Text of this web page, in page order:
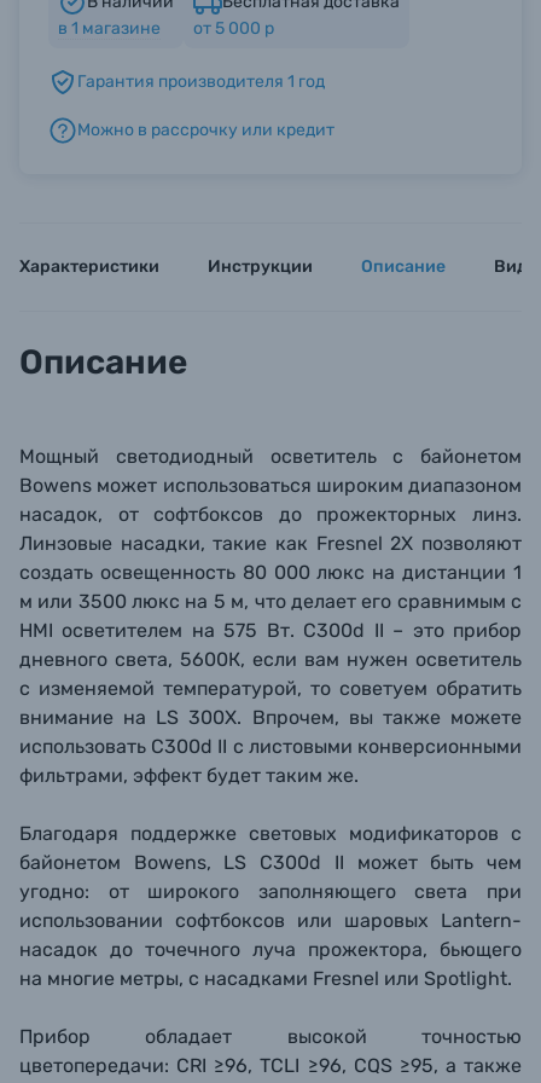
Б/У фототехника (Комиссионные товары)
Уценённые товары
в 1 магазине
от 5 000 р
Гарантия производителя 1 год
Можно в рассрочку или кредит
Характеристики Инструкции Описание
Описание
Мощный светодиодный осветитель с байонетом
Bowens может использоваться широким диапазоном
насадок, от софтбоксов до прожекторных линз.
Линзовые насадки, такие как Fresnel 2X позволяют
создать освещенность 80 000 люкс на дистанции 1
м или 3500 люкс на 5 м, что делает его сравнимым с
HMI осветителем на 575 Вт. C300d II – это прибор
дневного света, 5600К, если вам нужен осветитель
с изменяемой температурой, то советуем обратить
внимание на LS 300X. Впрочем, вы также можете
использовать C300d II с листовыми конверсионными
фильтрами, эффект будет таким же.
Благодаря поддержке световых модификаторов с
байонетом Bowens, LS С300d II может быть чем
угодно: от широкого заполняющего света при
использовании софтбоксов или шаровых Lantern-
насадок до точечного луча прожектора, бьющего
на многие метры, с насадками Fresnel или Spotlight.
Прибор обладает высокой точностью
цветопередачи: CRI ≥96, TCLI ≥96, CQS ≥95, а также